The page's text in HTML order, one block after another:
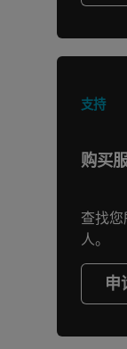
支持
购买
查找
人。
申